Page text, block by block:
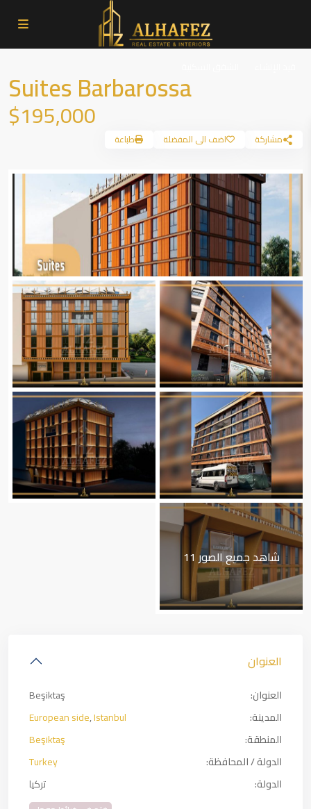
Suites Barbarossa
$195,000
مشاركة اضف الى المفضلة طباعة
شاهد جميع الصور 11
العنوان
العنوان:
Beşiktaş
المدينة:
European side,Istanbul
المنطقة:
Beşiktaş
الدولة / المحافظة:
Turkey
الدولة:
تركيا